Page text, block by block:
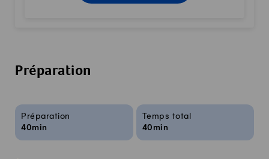
Préparation
Infos sur la recette
Préparation
40min
Temps total
40min